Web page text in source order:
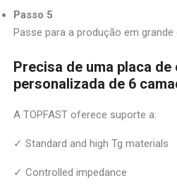
Passo 5
Passe para a produção em grande
Precisa de uma placa
personalizada de 6
A TOPFAST oferece suporte a:
✓ Standard and high Tg materials
✓ Controlled impedance